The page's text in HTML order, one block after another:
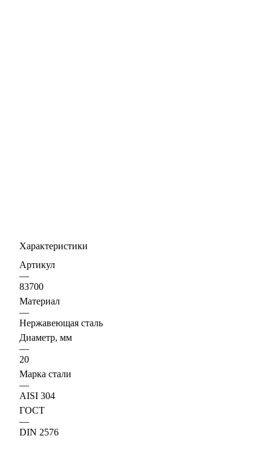
Характеристики
Артикул
—
83700
Материал
—
Нержавеющая сталь
Диаметр, мм
—
20
Марка стали
—
AISI 304
ГОСТ
—
DIN 2576